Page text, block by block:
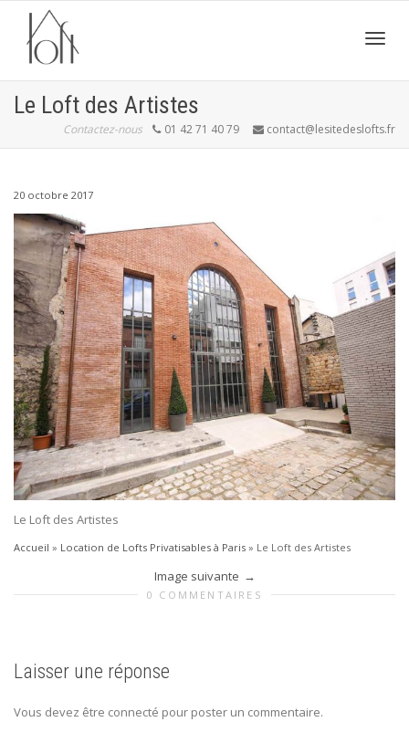
Le Loft des Artistes
Contactez-nous 01 42 71 40 79 contact@lesitedeslofts.fr
20 octobre 2017
Le Loft des Artistes
Accueil » Location de Lofts Privatisables à Paris » Le Loft des Artistes
Image suivante
0 COMMENTAIRES
Laisser une réponse
Vous devez être connecté pour poster un commentaire.